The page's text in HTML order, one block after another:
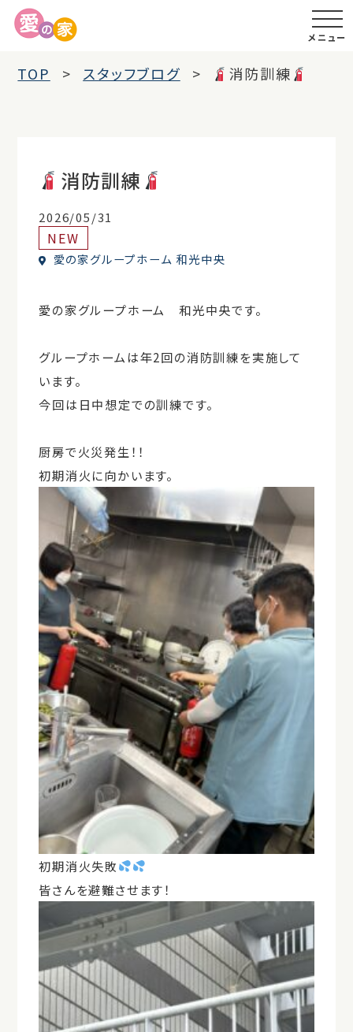
メニュー
TOP スタッフブログ 消防訓練
消防訓練
2026/05/31
NEW
愛の家グループホーム 和光中央
愛の家グループホーム 和光中央です。
グループホームは年2回の消防訓練を実施して
います。
今回は日中想定での訓練です。
厨房で火災発生！！
初期消火に向かいます。
初期消火失敗
皆さんを避難させます！